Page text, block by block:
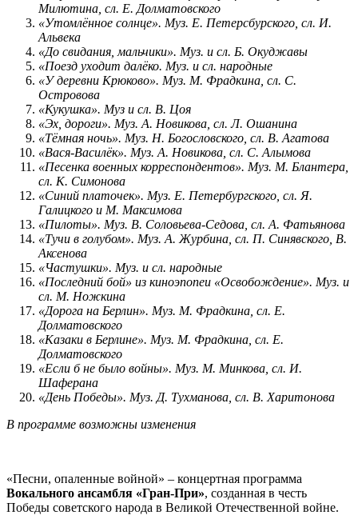
Милютина, сл. Е. Долматовского
«Утомлённое солнце». Муз. Е. Петерсбурского, сл. И.
Альвека
«До свидания, мальчики». Муз. и сл. Б. Окуджавы
«Поезд уходит далёко. Муз. и сл. народные
«У деревни Крюково». Муз. М. Фрадкина, сл. С.
Островова
«Кукушка». Муз и сл. В. Цоя
«Эх, дороги». Муз. А. Новикова, сл. Л. Ошанина
«Тёмная ночь». Муз. Н. Богословского, сл. В. Агатова
«Вася-Василёк». Муз. А. Новикова, сл. С. Алымова
«Песенка военных корреспондентов». Муз. М. Блантера,
сл. К. Симонова
«Синий платочек». Муз. Е. Петербургского, сл. Я.
Галицкого и М. Максимова
«Пилоты». Муз. В. Соловьева-Седова, сл. А. Фатьянова
«Тучи в голубом». Муз. А. Журбина, сл. П. Синявского, В.
Аксенова
«Частушки». Муз. и сл. народные
«Последний бой» из киноэпопеи «Освобождение». Муз. и
сл. М. Ножкина
«Дорога на Берлин». Муз. М. Фрадкина, сл. Е.
Долматовского
«Казаки в Берлине». Муз. М. Фрадкина, сл. Е.
Долматовского
«Если б не было войны». Муз. М. Минкова, сл. И.
Шаферана
«День Победы». Муз. Д. Тухманова, сл. В. Харитонова
В программе возможны изменения
«Песни, опаленные войной» – концертная программа
Вокального ансамбля «Гран-При», созданная в честь
Победы советского народа в Великой Отечественной войне.